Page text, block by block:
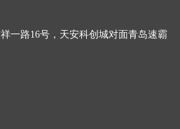
一路16号，天安科创城对面青岛速霸